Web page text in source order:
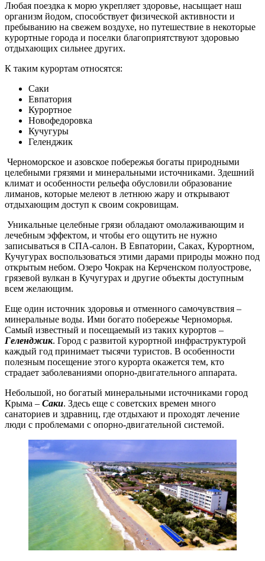
Любая поездка к морю укрепляет здоровье, насыщает наш
организм йодом, способствует физической активности и
пребыванию на свежем воздухе, но путешествие в некоторые
курортные города и поселки благоприятствуют здоровью
отдыхающих сильнее других.
К таким курортам относятся:
Саки
Евпатория
Курортное
Новофедоровка
Кучугуры
Геленджик
Черноморское и азовское побережья богаты природными
целебными грязями и минеральными источниками. Здешний
климат и особенности рельефа обусловили образование
лиманов, которые мелеют в летнюю жару и открывают
отдыхающим доступ к своим сокровищам.
Уникальные целебные грязи обладают омолаживающим и
лечебным эффектом, и чтобы его ощутить не нужно
записываться в СПА-салон. В Евпатории, Саках, Курортном,
Кучугурах воспользоваться этими дарами природы можно под
открытым небом. Озеро Чокрак на Керченском полуострове,
грязевой вулкан в Кучугурах и другие объекты доступным
всем желающим.
Еще один источник здоровья и отменного самочувствия –
минеральные воды. Ими богато побережье Черноморья.
Самый известный и посещаемый из таких курортов –
Геленджик. Город с развитой курортной инфраструктурой
каждый год принимает тысячи туристов. В особенности
полезным посещение этого курорта окажется тем, кто
страдает заболеваниями опорно-двигательного аппарата.
Небольшой, но богатый минеральными источниками город
Крыма – Саки. Здесь еще с советских времен много
санаториев и здравниц, где отдыхают и проходят лечение
люди с проблемами с опорно-двигательной системой.